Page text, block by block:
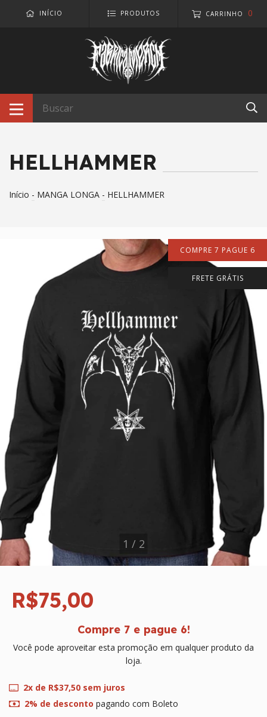
INÍCIO PRODUTOS CARRINHO 0
HELLHAMMER
Início - MANGA LONGA - HELLHAMMER
COMPRE 7 PAGUE 6
FRETE GRÁTIS
1 / 2
R$75,00
Compre 7 e pague 6!
Você pode aproveitar esta promoção em qualquer produto da
loja.
2x de R$37,50sem juros
2% de desconto pagando com Boleto